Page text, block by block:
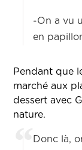
-On a vu
en
Pendant que
marché aux
dessert avec
nature.
Donc là,